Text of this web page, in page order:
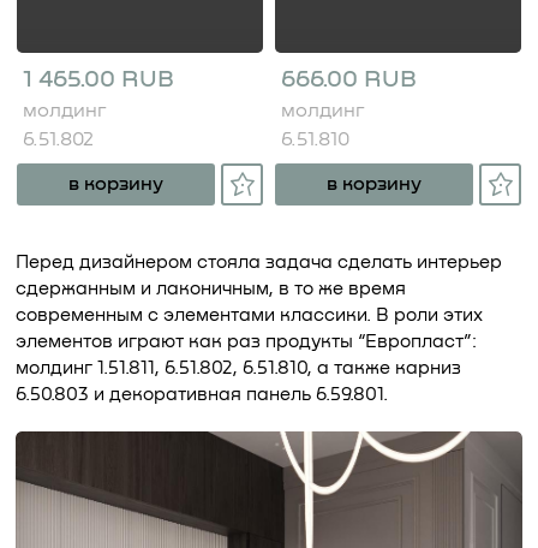
1 465.00 RUB
молдинг
6.51.802
в корзину
666.00 RUB
молдинг
6.51.810
в корзину
Перед дизайнером стояла задача сделать интерьер
сдержанным и лаконичным, в то же время
современным с элементами классики. В роли этих
элементов играют как раз продукты “Европласт”:
молдинг 1.51.811, 6.51.802, 6.51.810, а также карниз
6.50.803 и декоративная панель 6.59.801.